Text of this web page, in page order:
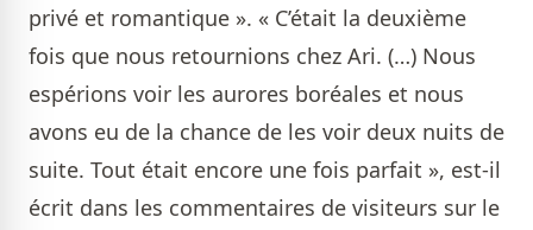
privé et romantique ». « C’était la deuxième
fois que nous retournions chez Ari. (…) Nous
espérions voir les aurores boréales et nous
avons eu de la chance de les voir deux nuits de
suite. Tout était encore une fois parfait », est-il
écrit dans les commentaires de visiteurs sur le